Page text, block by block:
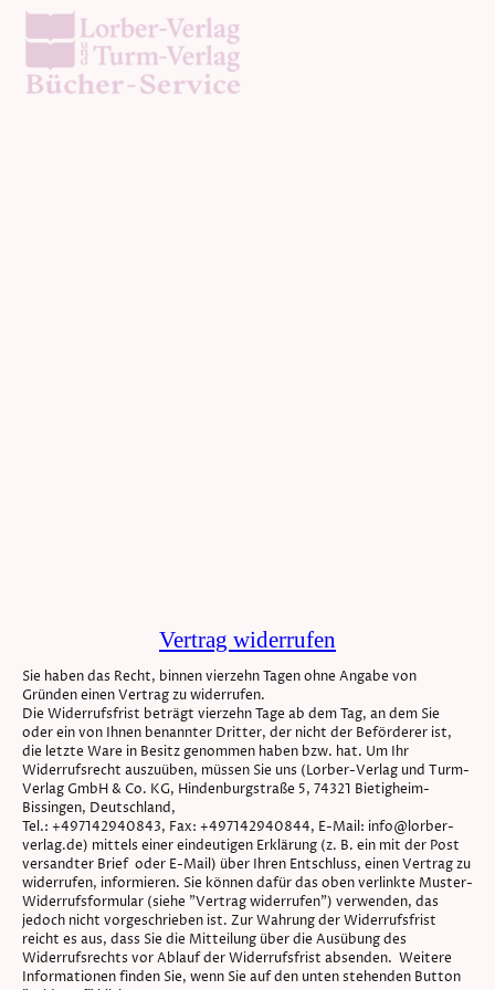
Vertrag widerrufen
Sie haben das Recht, binnen vierzehn Tagen ohne Angabe von
Gründen einen Vertrag zu widerrufen.
Die Widerrufsfrist beträgt vierzehn Tage ab dem Tag, an dem Sie
oder ein von Ihnen benannter Dritter, der nicht der Beförderer ist,
die letzte Ware in Besitz genommen haben bzw. hat. Um Ihr
Widerrufsrecht auszuüben, müssen Sie uns (Lorber-Verlag und Turm-
Verlag GmbH & Co. KG, Hindenburgstraße 5, 74321 Bietigheim-
Bissingen, Deutschland,
Tel.: +497142940843, Fax: +497142940844, E-Mail: info@lorber-
verlag.de) mittels einer eindeutigen Erklärung (z. B. ein mit der Post
versandter Brief oder E-Mail) über Ihren Entschluss, einen Vertrag zu
widerrufen, informieren. Sie können dafür das oben verlinkte Muster-
Widerrufsformular (siehe "Vertrag widerrufen") verwenden, das
jedoch nicht vorgeschrieben ist. Zur Wahrung der Widerrufsfrist
reicht es aus, dass Sie die Mitteilung über die Ausübung des
Widerrufsrechts vor Ablauf der Widerrufsfrist absenden. Weitere
Informationen finden Sie, wenn Sie auf den unten stehenden Button